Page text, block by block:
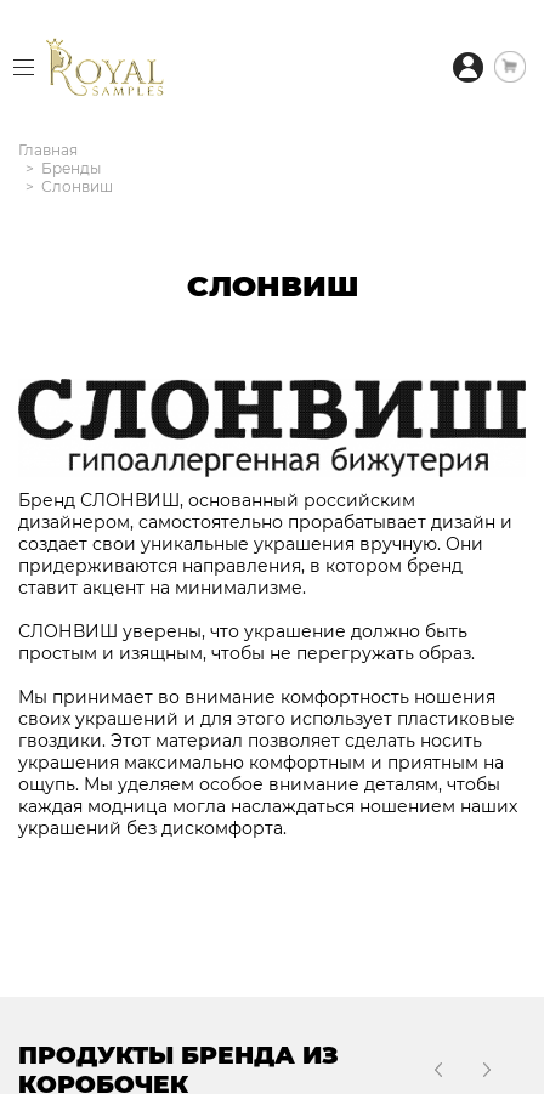
Главная
Бренды
Слонвиш
СЛОНВИШ
Бренд СЛОНВИШ, основанный российским
дизайнером, самостоятельно прорабатывает дизайн и
создает свои уникальные украшения вручную. Они
придерживаются направления, в котором бренд
ставит акцент на минимализме.
СЛОНВИШ уверены, что украшение должно быть
простым и изящным, чтобы не перегружать образ.
Мы принимает во внимание комфортность ношения
своих украшений и для этого использует пластиковые
гвоздики. Этот материал позволяет сделать носить
украшения максимально комфортным и приятным на
ощупь. Мы уделяем особое внимание деталям, чтобы
каждая модница могла наслаждаться ношением наших
украшений без дискомфорта.
ПРОДУКТЫ БРЕНДА ИЗ
КОРОБОЧЕК